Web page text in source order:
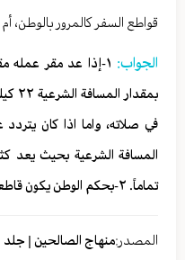
قواطع السفر كالمرور بالوطن، أم
الجواب:
١-إذا عد مقر عمله
في صلاته، واما اذا كان
المسافة الشرعية بحيث يعد
تماماً. ٢-بحكم الوطن يكون قاطعاً، إذا مر ونزل فيه.
المصدر:منهاج الصالحين | جلد ١